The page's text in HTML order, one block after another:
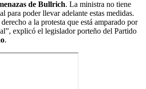
de Bullrich. La ministra no tiene
para poder llevar adelante estas medidas.
a la protesta que está amparado por
explicó el legislador porteño del Partido
.